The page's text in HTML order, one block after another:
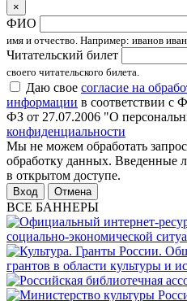
×
ФИО
имя и отчество. Например: иванов
Читательский билет
своего читательского билета.
Даю свое согласие на
информации в соответствии с
ФЗ от 27.07.2006 "О
конфиденциальности
Мы не можем обработать
обработку данных. Введенные
в открытом доступе.
Отмена
ВСЕ БАННЕРЫ